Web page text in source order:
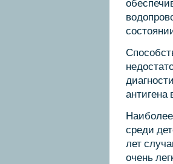
антигена
среди
лет
очень